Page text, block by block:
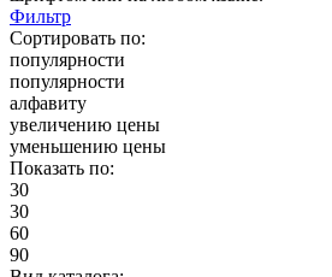
Фильтр
Сортировать по:
популярности
популярности
алфавиту
увеличению цены
уменьшению цены
Показать по:
30
30
60
90